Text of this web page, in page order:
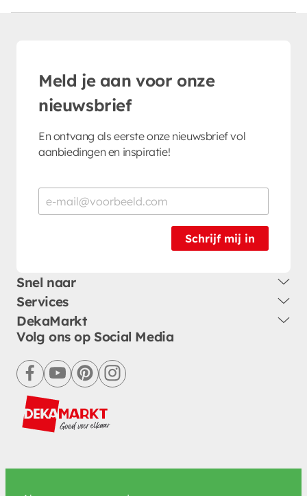
Meld je aan voor onze
nieuwsbrief
En ontvang als eerste onze nieuwsbrief vol
aanbiedingen en inspiratie!
Schrijf mij in
Snel naar
Services
DekaMarkt
Volg ons op Social Media
facebookyoutubepinterestinstagram